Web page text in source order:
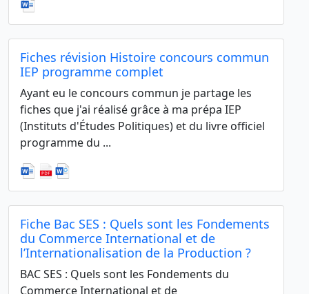
Fiches révision Histoire concours commun
IEP programme complet
Ayant eu le concours commun je partage les
fiches que j'ai réalisé grâce à ma prépa IEP
(Instituts d'Études Politiques) et du livre officiel
programme du ...
Fiche Bac SES : Quels sont les Fondements
du Commerce International et de
l’Internationalisation de la Production ?
BAC SES : Quels sont les Fondements du
Commerce International et de